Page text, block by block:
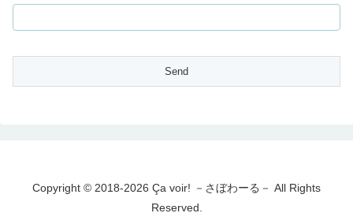
Copyright © 2018-2026 Ça voir! －さぼわーる－ All Rights
Reserved.